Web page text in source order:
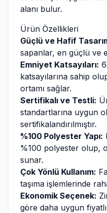
alanı bulur.
Ürün Özellikleri
Güçlü ve Hafif
sapanlar, en güçlü ve
Emniyet Katsayıları:
katsayılarına sahip
ortamı sağlar.
Sertifikalı ve Testli:
standartlarına uygun
sertifikalandırılmıştır.
%100 Polyester Yapı:
%100 polyester olup,
sunar.
Çok Yönlü Kullanım:
taşıma işlemlerinde
Ekonomik Seçenek:
göre daha uygun